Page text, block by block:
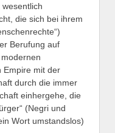
die sich bei ihrem
Berufung auf
Empire mit der
durch die immer
einhergehe, die
(Negri und
Wort umstandslos)